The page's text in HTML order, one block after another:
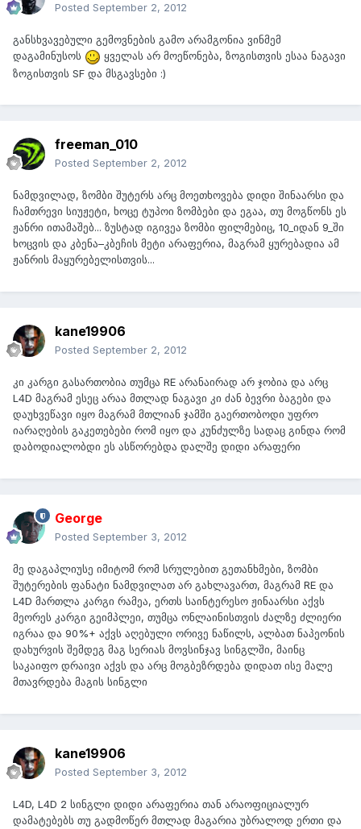
Posted September 2, 2012
განსხვავებული გემოვნების გამო არამგონია ვინმემ
დაგამინუსოს
ყველას არ მოეწონება, ზოგისთვის ესაა ნაგავი
ზოგისთვის SF და მსგავსები :)
freeman_010
Posted September 2, 2012
ნამდვილად, ზომბი შუტერს არც მოეთხოვება დიდი შინაარსი და
ჩამთრევი სიუჟეტი, ხოცე ტუპოი ზომბები და ეგაა, თუ მოგწონს ეს
ჟანრი ითამაშებ... ზუსტად იგივეა ზომბი ფილმებიც, 10_იდან 9_ში
ხოცვის და კბენა–კბეჩის მეტი არაფერია, მაგრამ ყურებადია ამ
ჟანრის მაყურებელისთვის...
kane19906
Posted September 2, 2012
კი კარგი გასართობია თუმცა RE არანაირად არ ჯობია და არც
L4D მაგრამ ესეც არაა მთლად ნაგავი კი ძან ბევრი ბაგები და
დაუხვეწავი იყო მაგრამ მთლიან ჯამში გაერთობოდი უფრო
იარაღების გაკეთებები რომ იყო და კუნძულზე სადაც გინდა რომ
დაბოდიალობდი ეს ასწორებდა დალშე დიდი არაფერი
George
Posted September 3, 2012
მე დაგაპლიუსე იმიტომ რომ სრულებით გეთანხმები, ზომბი
შუტერების ფანატი ნამდვილათ არ გახლავართ, მაგრამ RE და
L4D მართლა კარგი რამეა, ერთს საინტერესო ჟინაარსი აქვს
მეორეს კარგი გეიმპლეი, თუმცა ონლაინისთვის ძალზე ძლიერი
იგრაა და 90%+ აქვს აღებული ორივე ნაწილს, ალბათ ნაპეონის
დახურვის შემდეგ მაგ სერიას მოვსინჯავ სინგლში, მაინც
საკაიფო დრაივი აქვს და არც მოგბეზრდება დიდათ ისე მალე
მთავრდება მაგის სინგლი
kane19906
Posted September 3, 2012
L4D, L4D 2 სინგლი დიდი არაფერია თან არაოფიციალურ
დამატებებს თუ გადმოწერ მთლად მაგარია უბრალოდ ერთი და